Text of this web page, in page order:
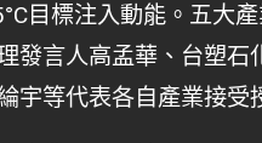
目標注入動能。五大
發言人高孟華、台塑
宇等代表各自產業接受